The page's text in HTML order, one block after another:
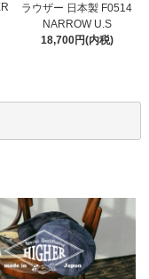
ラウザー 日本製 F0514
NARROW U.S
18,700円(内税)